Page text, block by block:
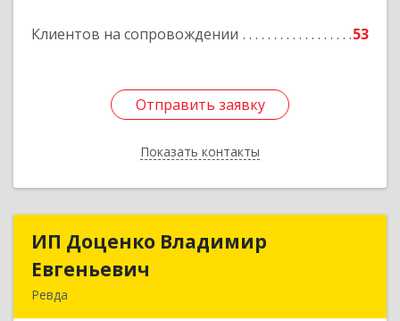
Клиентов на сопровождении 53
Отправить заявку
Показать контакты
Отправить заявку
Назад
ИП Доценко Владимир
Евгеньевич
Ревда
ИП Доценко Владимир